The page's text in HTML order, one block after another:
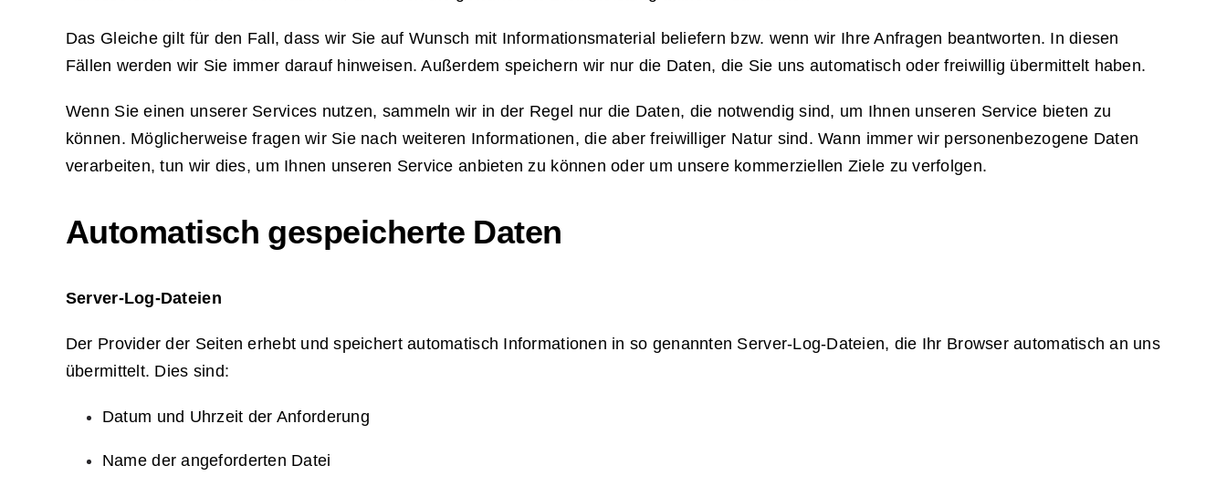
Das Gleiche gilt für den Fall, dass wir Sie auf Wunsch mit Informationsmaterial beliefern bzw. wenn wir Ihre Anfragen beantworten. In diesen
Fällen werden wir Sie immer darauf hinweisen. Außerdem speichern wir nur die Daten, die Sie uns automatisch oder freiwillig übermittelt haben.
Wenn Sie einen unserer Services nutzen, sammeln wir in der Regel nur die Daten, die notwendig sind, um Ihnen unseren Service bieten zu
können. Möglicherweise fragen wir Sie nach weiteren Informationen, die aber freiwilliger Natur sind. Wann immer wir personenbezogene Daten
verarbeiten, tun wir dies, um Ihnen unseren Service anbieten zu können oder um unsere kommerziellen Ziele zu verfolgen.
Automatisch gespeicherte Daten
Server-Log-Dateien
Der Provider der Seiten erhebt und speichert automatisch Informationen in so genannten Server-Log-Dateien, die Ihr Browser automatisch an uns
übermittelt. Dies sind:
Datum und Uhrzeit der Anforderung
Name der angeforderten Datei